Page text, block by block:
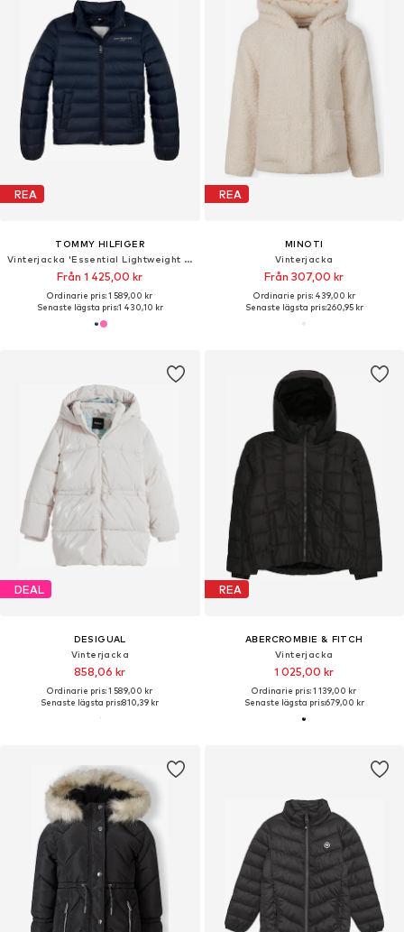
REA
TOMMY HILFIGER
Vinterjacka 'Essential Lightweight Down'
Från 1 425,00 kr
Ordinarie pris: 1 589,00 kr
Senaste lägsta pris:1 430,10 kr
REA
MINOTI
Vinterjacka
Från 307,00 kr
Ordinarie pris: 439,00 kr
Senaste lägsta pris:260,95 kr
DEAL
DESIGUAL
Vinterjacka
858,06 kr
Ordinarie pris: 1 589,00 kr
Senaste lägsta pris:810,39 kr
REA
ABERCROMBIE & FITCH
Vinterjacka
1 025,00 kr
Ordinarie pris: 1 139,00 kr
Senaste lägsta pris:679,00 kr